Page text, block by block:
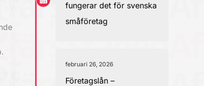
fungerar det för svenska
småföretag
februari 26, 2026
Företagslån –